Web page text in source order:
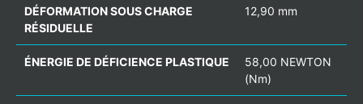
DÉFORMATION SOUS CHARGE
RÉSIDUELLE
12,90 mm
ÉNERGIE DE DÉFICIENCE PLASTIQUE
58,00 NEWTON
(Nm)